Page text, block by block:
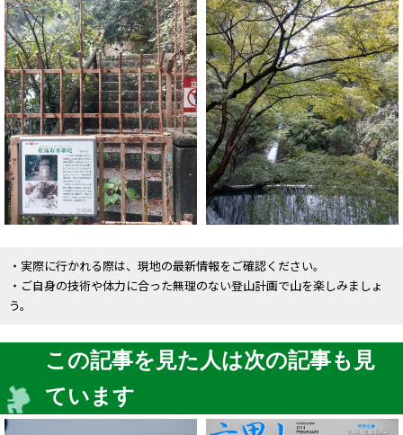
・実際に行かれる際は、現地の最新情報をご確認ください。
・ご自身の技術や体力に合った無理のない登山計画で山を楽しみましょ
う。
この記事を見た人は次の記事も見
ています